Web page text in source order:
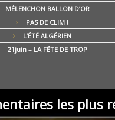
MÉLENCHON BALLON D’OR
PAS DE CLIM !
L’ÉTÉ ALGÉRIEN
21juin – LA FÊTE DE TROP
les plus